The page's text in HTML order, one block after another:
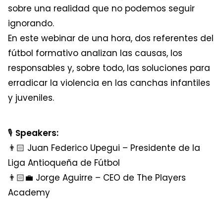
sobre una realidad que no podemos seguir
ignorando.
En este webinar de una hora, dos referentes del
fútbol formativo analizan las causas, los
responsables y, sobre todo, las soluciones para
erradicar la violencia en las canchas infantiles
y juveniles.
🎙 Speakers:
👨🏻 Juan Federico Upegui – Presidente de la
Liga Antioqueña de Fútbol
👨🏻‍💼 Jorge Aguirre – CEO de The Players
Academy